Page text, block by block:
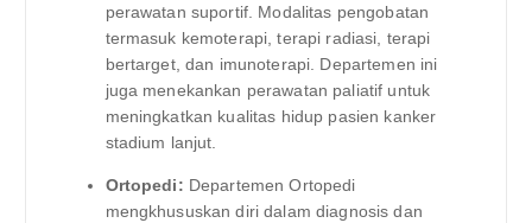
perawatan suportif. Modalitas pengobatan
termasuk kemoterapi, terapi radiasi, terapi
bertarget, dan imunoterapi. Departemen ini
juga menekankan perawatan paliatif untuk
meningkatkan kualitas hidup pasien kanker
stadium lanjut.
Ortopedi: Departemen Ortopedi
mengkhususkan diri dalam diagnosis dan